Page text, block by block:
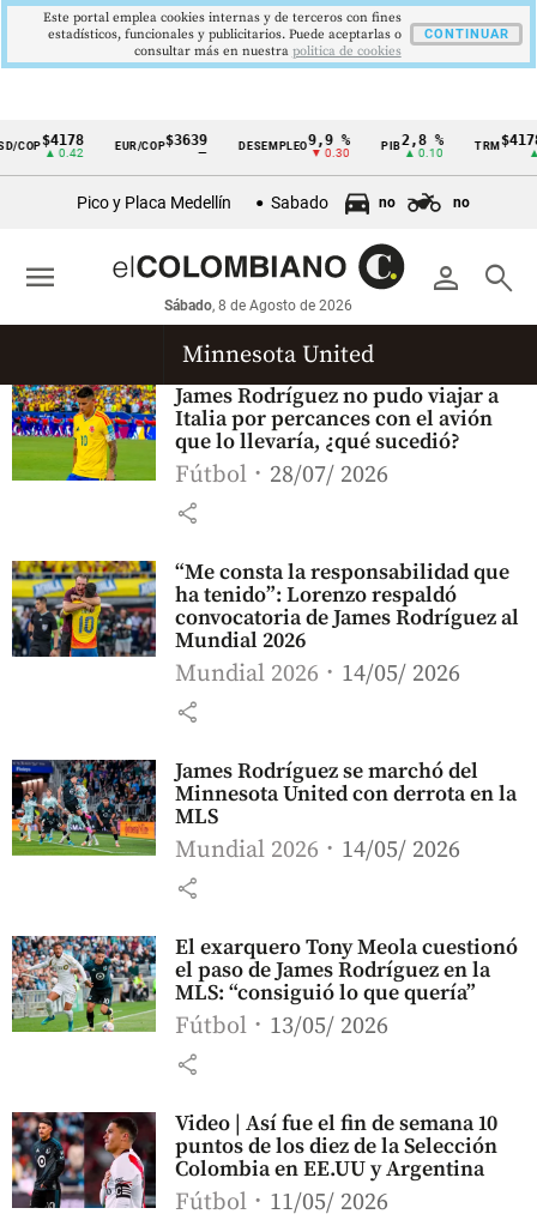
Cintillo
económicos
Colombia
COP$4178
▲ 0.42
EUR/COP$3639
—
DESEMPLEO9,9 %
▼ 0.30
PIB 2,8 %
▲ 0.10
TRM
▲
Pico y Placa Medellín Sabado no no
person search
Sábado, 8 de Agosto de 2026
menu
Minnesota United
James Rodríguez no pudo viajar a
Italia por percances con el avión
que lo llevaría, ¿qué sucedió?
Fútbol 28/07/ 2026
share
“Me consta la responsabilidad que
ha tenido”: Lorenzo respaldó
convocatoria de James Rodríguez al
Mundial 2026
Mundial 2026 14/05/ 2026
share
James Rodríguez se marchó del
Minnesota United con derrota en la
MLS
Mundial 2026 14/05/ 2026
share
El exarquero Tony Meola cuestionó
el paso de James Rodríguez en la
MLS: “consiguió lo que quería”
Fútbol 13/05/ 2026
share
Video | Así fue el fin de semana 10
puntos de los diez de la Selección
Colombia en EE.UU y Argentina
Fútbol 11/05/ 2026
Este portal emplea cookies internas y de terceros con fines
estadísticos, funcionales y publicitarios. Puede aceptarlas o
consultar más en nuestra politica de cookies
CONTINUAR